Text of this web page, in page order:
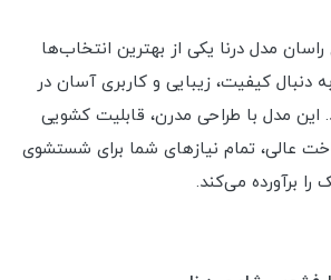
مدل درنا یکی از بهترین انتخاب‌ها
دنبال کیفیت، زیبایی و کاربری آسان در
مدل با طراحی مدرن، قابلیت کشویی
عالی، تمام نیازهای شما برای شستشوی
برآورده می‌کند.